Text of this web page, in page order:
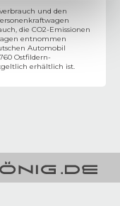
und den
die CO2-Emissionen
entnommen
Automobil
Ostfildern-
erhältlich ist.